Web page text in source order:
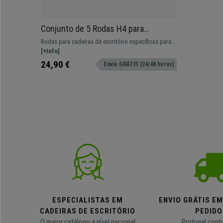
Conjunto de 5 Rodas H4 para
Cadeiras de Escritório, 11x50 mm,
Design em Raios, Cor Preto e
Cinzento
Rodas para cadeiras de escritório específicas para
superfícies têxteis, com padrão geométrico em
estrela de 10 raios moldados.
[+Info]
24,90 € Envio GRÁTIS (24/48 horas)
ESPECIALISTAS EM
CADEIRAS DE ESCRITÓRIO
ENVIO GRÁTIS